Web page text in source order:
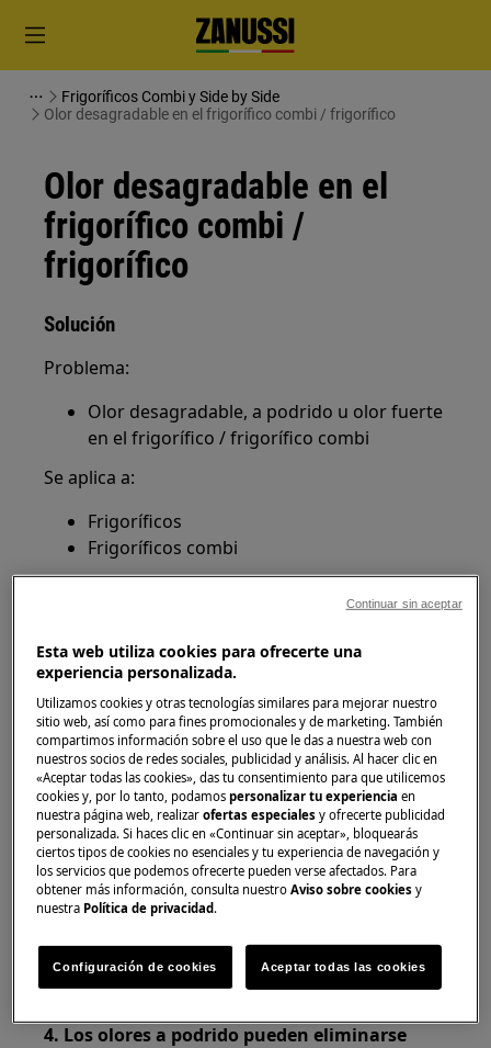
Frigoríficos Combi y Side by Side
Olor desagradable en el frigorífico combi / frigorífico
Olor desagradable en el
frigorífico combi /
frigorífico
Solución
Problema:
Olor desagradable, a podrido u olor fuerte
en el frigorífico / frigorífico combi
Se aplica a:
Frigoríficos
Frigoríficos combi
fuerte en recipientes herméticos
2 Limpie cuidadosamente los estantes, la
junta de la puerta y el interior con un agente
desinfectante / limpiador bactericida
adecuado.
Puede hallar productos de limpieza y cuidado
adecuados en nuestra (Tienda en Internet).
Webshop
3. Limpie la bandeja colectora de agua
ubicada sobre el compresor en la parte
trasera del electrodoméstico
4. Los olores a podrido pueden eliminarse
Esta web utiliza cookies para ofrecerte una
experiencia personalizada.
Utilizamos cookies y otras tecnologías similares para mejorar nuestro
sitio web, así como para fines promocionales y de marketing. También
compartimos información sobre el uso que le das a nuestra web con
nuestros socios de redes sociales, publicidad y análisis. Al hacer clic en
«Aceptar todas las cookies», das tu consentimiento para que utilicemos
cookies y, por lo tanto, podamospersonalizar tu experienciaen
nuestra página web, realizarofertas especiales y ofrecerte publicidad
personalizada. Si haces clic en «Continuar sin aceptar», bloquearás
ciertos tipos de cookies no esenciales y tu experiencia de navegación y
los servicios que podemos ofrecerte pueden verse afectados. Para
obtener más información, consulta nuestroAviso sobre cookies y
nuestra Política de privacidad.
Configuración de cookies Aceptar todas las cookies
Continuar sin aceptar